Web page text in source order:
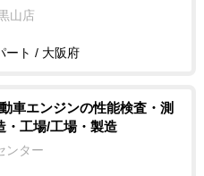
山店
ート / 大阪府
車エンジンの性能検査・測
・工場/工場・製造
ンター